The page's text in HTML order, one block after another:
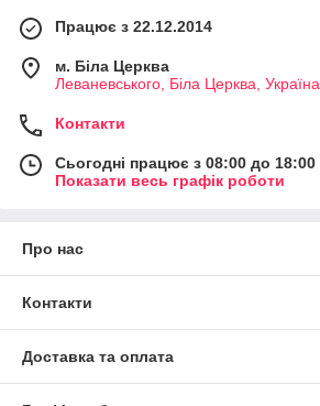
Працює з 22.12.2014
м. Біла Церква
Леваневського, Біла Церква, Україна
Контакти
Сьогодні працює з 08:00 до 18:00
Показати весь графік роботи
Про нас
Контакти
Доставка та оплата